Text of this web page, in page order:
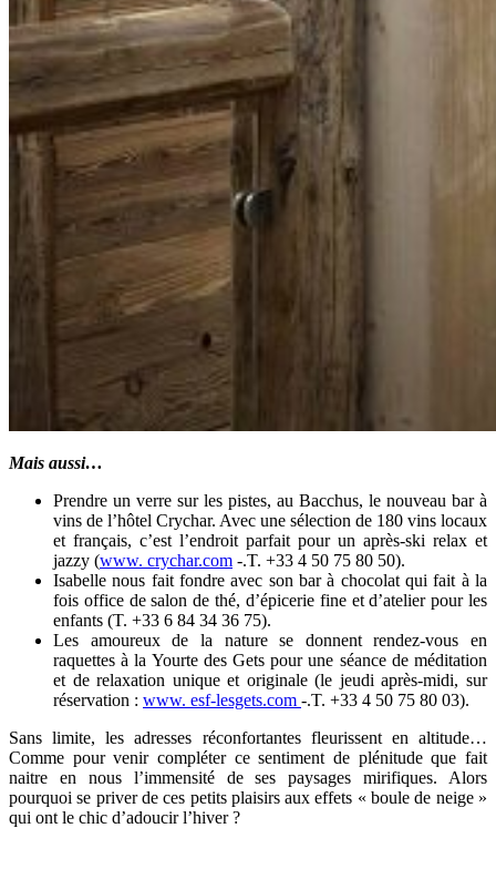
Mais aussi…
Prendre un verre sur les pistes, au Bacchus, le nouveau bar à
vins de l’hôtel Crychar. Avec une sélection de 180 vins locaux
et français, c’est l’endroit parfait pour un après-ski relax et
jazzy (www. crychar.com -.T. +33 4 50 75 80 50).
Isabelle nous fait fondre avec son bar à chocolat qui fait à la
fois office de salon de thé, d’épicerie fine et d’atelier pour les
enfants (T. +33 6 84 34 36 75).
Les amoureux de la nature se donnent rendez-vous en
raquettes à la Yourte des Gets pour une séance de méditation
et de relaxation unique et originale (le jeudi après-midi, sur
réservation : www. esf-lesgets.com -.T. +33 4 50 75 80 03).
Sans limite, les adresses réconfortantes fleurissent en altitude…
Comme pour venir compléter ce sentiment de plénitude que fait
naitre en nous l’immensité de ses paysages mirifiques. Alors
pourquoi se priver de ces petits plaisirs aux effets « boule de neige »
qui ont le chic d’adoucir l’hiver ?